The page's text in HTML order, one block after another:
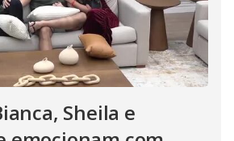
Sheila e